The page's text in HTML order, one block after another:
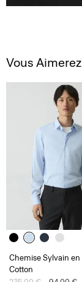
Vous
Chemise Sylvain en
Cotton